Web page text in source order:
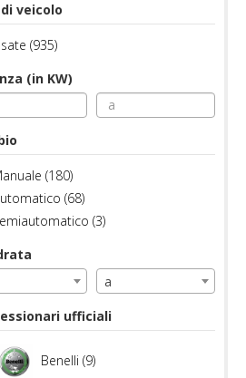
veicolo
(935)
(in KW)
(180)
(68)
(3)
a
ufficiali
Benelli (9)